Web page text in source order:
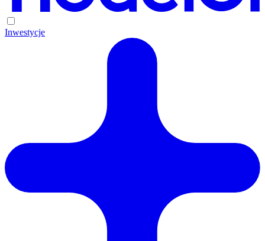
Inwestycje